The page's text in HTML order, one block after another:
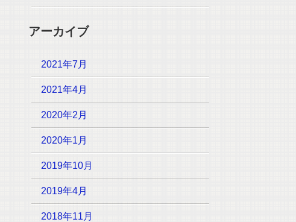
アーカイブ
2021年7月
2021年4月
2020年2月
2020年1月
2019年10月
2019年4月
2018年11月